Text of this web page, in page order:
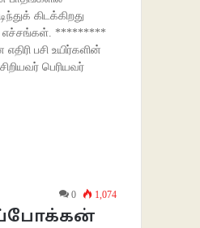
கிடக்கிறது
எச்சங்கள். *********
எதிரி பசி உயிர்களின்
பெரியவர்
0 1,074